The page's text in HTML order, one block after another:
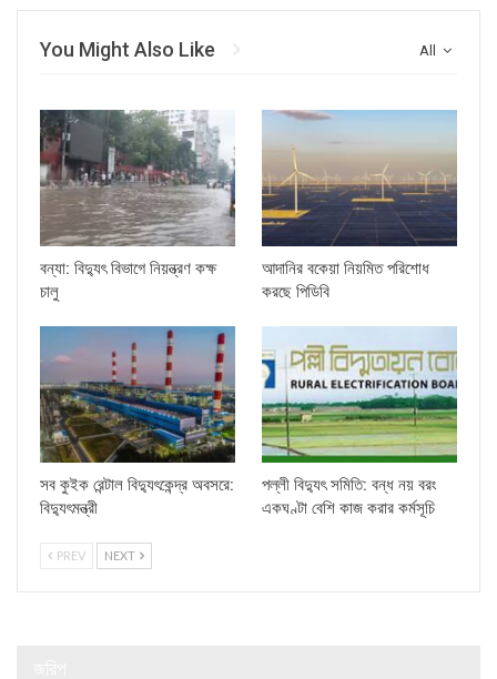
All
You Might Also Like
বন্যা: বিদ্যুৎ বিভাগে নিয়ন্ত্রণ কক্ষ
চালু
আদানির বকেয়া নিয়মিত পরিশোধ
করছে পিডিবি
সব কুইক রেন্টাল বিদ্যুৎকেন্দ্র অবসরে:
বিদ্যুৎমন্ত্রী
পল্লী বিদ্যুৎ সমিতি: বন্ধ নয় বরং
একঘণ্টা বেশি কাজ করার কর্মসূচি
PREV NEXT